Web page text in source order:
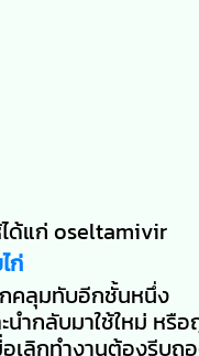
ได้แก่ oseltamivir
ก่
คลุมทับอีกชั้นหนึ่ง
ำกลับมาใช้ใหม่ ห
อเลิกทำงานต้องรีบ